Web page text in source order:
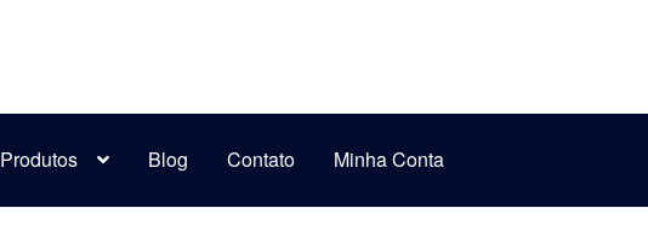
Produtos Blog Contato Minha Conta